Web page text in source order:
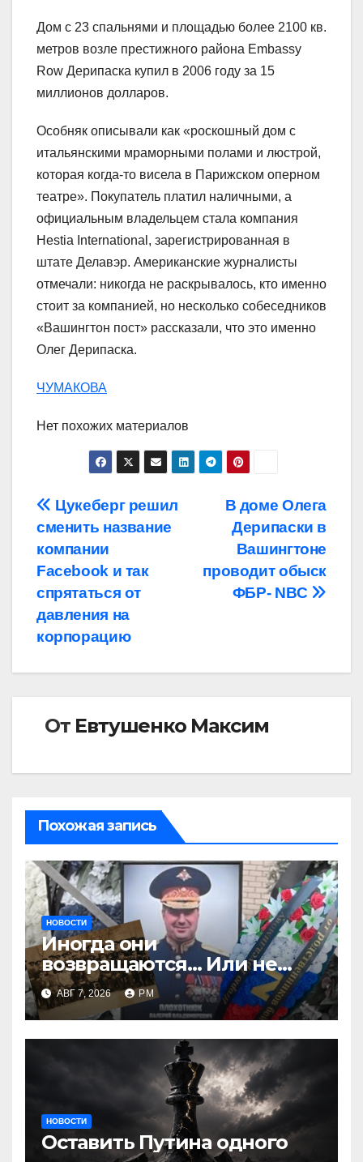
Дом с 23 спальнями и площадью более 2100 кв.
метров возле престижного района Embassy
Row Дерипаска купил в 2006 году за 15
миллионов долларов.
Особняк описывали как «роскошный дом с
итальянскими мраморными полами и люстрой,
которая когда-то висела в Парижском оперном
театре». Покупатель платил наличными, а
официальным владельцем стала компания
Hestia International, зарегистрированная в
штате Делавэр. Американские журналисты
отмечали: никогда не раскрывалось, кто именно
стоит за компанией, но несколько собеседников
«Вашингтон пост» рассказали, что это именно
Олег Дерипаска.
ЧУМАКОВА
Нет похожих материалов
Навигация
по
записям
В доме Олега
Дерипаски в
Вашингтоне
проводит обыск
ФБР- NBC
Цукеберг решил
сменить название
компании
Facebook и так
спрятаться от
давления на
корпорацию
От Евтушенко Максим
Похожая запись
НОВОСТИ
Иногда они
возвращаются… Или не
возвращаются
АВГ 7, 2026 РМ
НОВОСТИ
Оставить Путина одного